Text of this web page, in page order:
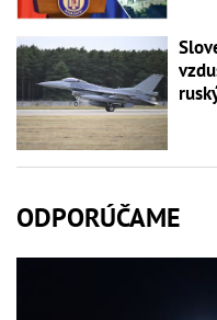
ODPORÚČAME